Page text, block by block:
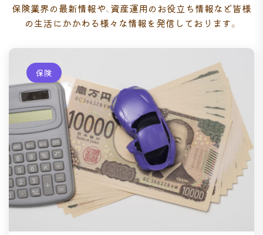
保険業界の最新情報や、資産運用のお役立ち情報など皆様
の生活にかかわる様々な情報を発信しております。
保険